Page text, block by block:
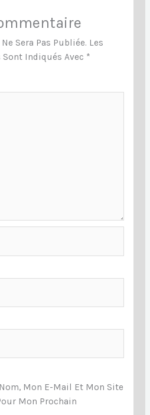
Sera Pas Publiée. Les
Indiqués Avec *
Mon E-Mail Et Mon Site
Mon Prochain